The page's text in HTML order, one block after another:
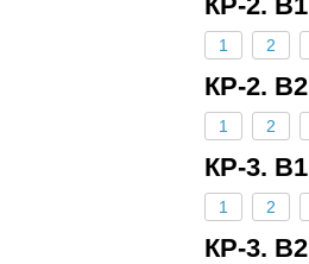
1 2
КР-2. В2
1 2
КР-3. В1
1 2
КР-3. В2